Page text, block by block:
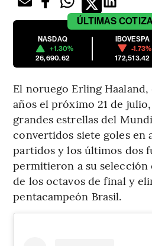
ÚLTIMAS
NASDAQ
+1.30%
26,690.62
IBOVESPA
-1.73%
172,513.42
El noruego Erling
años el próximo 21 de
grandes estrellas del
convertidos siete goles en
partidos y los últimos dos
permitieron a su selección
de los octavos de final y
pentacampeón Brasil.